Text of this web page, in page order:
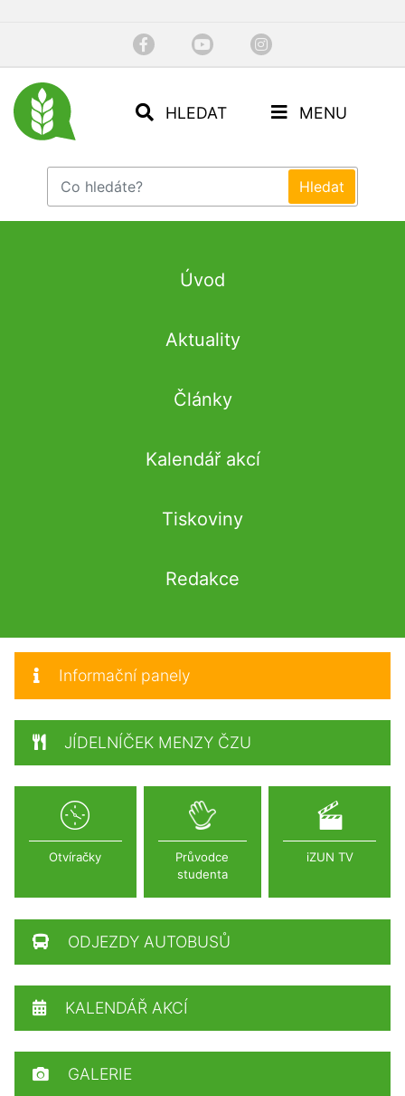
HLEDAT MENU
Úvod
Aktuality
Články
Kalendář akcí
Tiskoviny
Redakce
Informační panely
JÍDELNÍČEK MENZY ČZU
Otvíračky
Průvodce
studenta
iZUN TV
ODJEZDY AUTOBUSŮ
KALENDÁŘ AKCÍ
GALERIE